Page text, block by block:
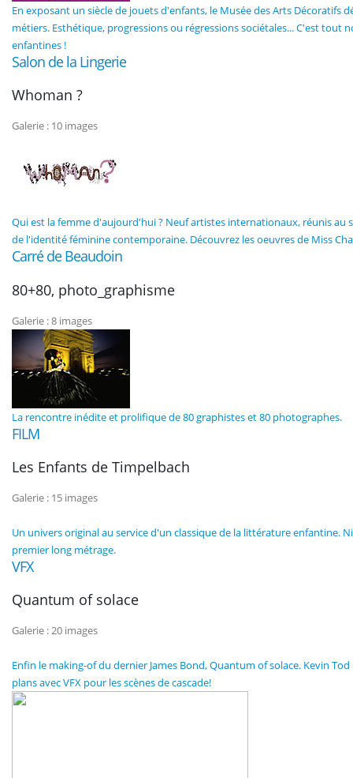
En exposant un siècle de jouets d'enfants, le Musée des Arts Décoratifs
métiers. Esthétique, progressions ou régressions sociétales... C'est tout
enfantines !
Salon de la Lingerie
Whoman ?
Galerie : 10 images
Qui est la femme d'aujourd'hui ? Neuf artistes internationaux, réunis au
de l'identité féminine contemporaine. Découvrez les oeuvres de Miss
Carré de Beaudoin
80+80, photo_graphisme
Galerie : 8 images
La rencontre inédite et prolifique de 80 graphistes et 80 photographes.
FILM
Les Enfants de Timpelbach
Galerie : 15 images
Un univers original au service d'un classique de la littérature enfantine.
premier long métrage.
VFX
Quantum of solace
Galerie : 20 images
Enfin le making-of du dernier James Bond, Quantum of solace. Kevin
plans avec VFX pour les scènes de cascade!